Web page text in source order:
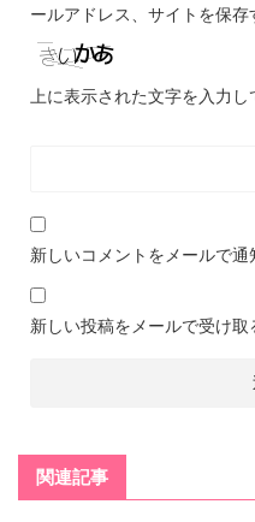
ールアドレス、サイトを保存
上に表示された文字を入力し
新しいコメントをメールで通
新しい投稿をメールで受け取
関連記事